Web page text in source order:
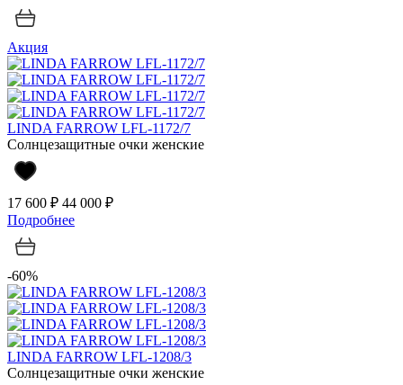
Акция
LINDA FARROW LFL-1172/7
Солнцезащитные очки женские
17 600 ₽ 44 000 ₽
Подробнее
-60%
LINDA FARROW LFL-1208/3
Солнцезащитные очки женские